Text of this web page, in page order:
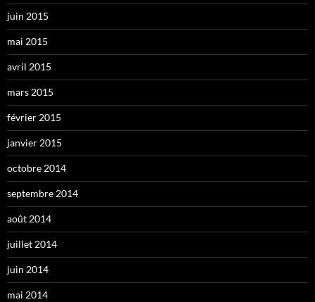
juin 2015
mai 2015
avril 2015
mars 2015
février 2015
janvier 2015
octobre 2014
septembre 2014
août 2014
juillet 2014
juin 2014
mai 2014